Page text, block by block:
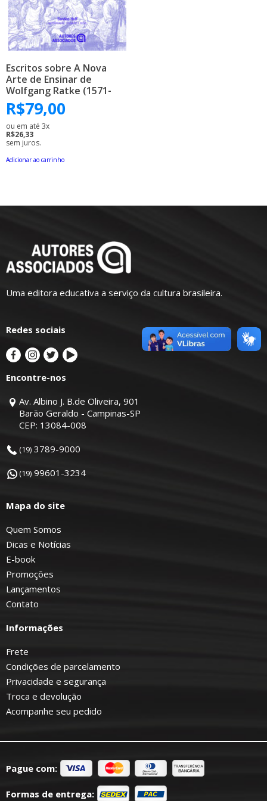
Escritos sobre A Nova
Arte de Ensinar de
Wolfgang Ratke (1571-
1635)
R$79,00
ou em até 3x
R$26,33
sem juros.
Adicionar ao carrinho
Uma editora educativa a serviço da cultura brasileira.
Redes sociais
Encontre-nos
Av. Albino J. B.de Oliveira, 901
Barão Geraldo - Campinas-SP
CEP: 13084-008
(19) 3789-9000
(19) 99601-3234
Mapa do site
Quem Somos
Dicas e Notícias
E-book
Promoções
Lançamentos
Contato
Informações
Frete
Condições de parcelamento
Privacidade e segurança
Troca e devolução
Acompanhe seu pedido
Pague com:
Formas de entrega: